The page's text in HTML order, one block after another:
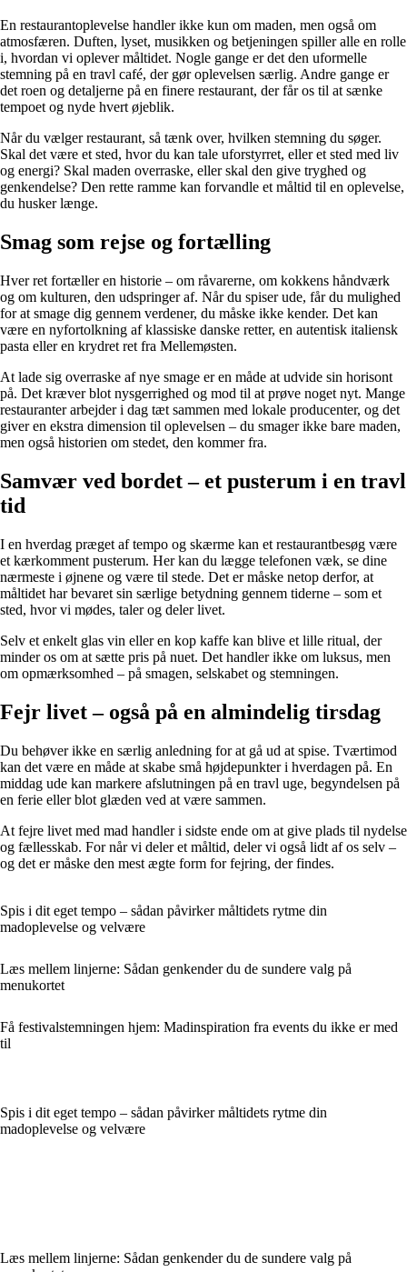
En restaurantoplevelse handler ikke kun om maden, men også om
atmosfæren. Duften, lyset, musikken og betjeningen spiller alle en rolle
i, hvordan vi oplever måltidet. Nogle gange er det den uformelle
stemning på en travl café, der gør oplevelsen særlig. Andre gange er
det roen og detaljerne på en finere restaurant, der får os til at sænke
tempoet og nyde hvert øjeblik.
Når du vælger restaurant, så tænk over, hvilken stemning du søger.
Skal det være et sted, hvor du kan tale uforstyrret, eller et sted med liv
og energi? Skal maden overraske, eller skal den give tryghed og
genkendelse? Den rette ramme kan forvandle et måltid til en oplevelse,
du husker længe.
Smag som rejse og fortælling
Hver ret fortæller en historie – om råvarerne, om kokkens håndværk
og om kulturen, den udspringer af. Når du spiser ude, får du mulighed
for at smage dig gennem verdener, du måske ikke kender. Det kan
være en nyfortolkning af klassiske danske retter, en autentisk italiensk
pasta eller en krydret ret fra Mellemøsten.
At lade sig overraske af nye smage er en måde at udvide sin horisont
på. Det kræver blot nysgerrighed og mod til at prøve noget nyt. Mange
restauranter arbejder i dag tæt sammen med lokale producenter, og det
giver en ekstra dimension til oplevelsen – du smager ikke bare maden,
men også historien om stedet, den kommer fra.
Samvær ved bordet – et pusterum i en travl
tid
I en hverdag præget af tempo og skærme kan et restaurantbesøg være
et kærkomment pusterum. Her kan du lægge telefonen væk, se dine
nærmeste i øjnene og være til stede. Det er måske netop derfor, at
måltidet har bevaret sin særlige betydning gennem tiderne – som et
sted, hvor vi mødes, taler og deler livet.
Selv et enkelt glas vin eller en kop kaffe kan blive et lille ritual, der
minder os om at sætte pris på nuet. Det handler ikke om luksus, men
om opmærksomhed – på smagen, selskabet og stemningen.
Fejr livet – også på en almindelig tirsdag
Du behøver ikke en særlig anledning for at gå ud at spise. Tværtimod
kan det være en måde at skabe små højdepunkter i hverdagen på. En
middag ude kan markere afslutningen på en travl uge, begyndelsen på
en ferie eller blot glæden ved at være sammen.
At fejre livet med mad handler i sidste ende om at give plads til nydelse
og fællesskab. For når vi deler et måltid, deler vi også lidt af os selv –
og det er måske den mest ægte form for fejring, der findes.
Spis i dit eget tempo – sådan påvirker måltidets rytme din
madoplevelse og velvære
Læs mellem linjerne: Sådan genkender du de sundere valg på
menukortet
Få festivalstemningen hjem: Madinspiration fra events du ikke er med
til
Spis i dit eget tempo – sådan påvirker måltidets rytme din
madoplevelse og velvære
Læs mellem linjerne: Sådan genkender du de sundere valg på